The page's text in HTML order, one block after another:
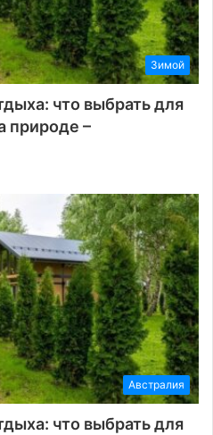
Зимой
что выбрать для
природе –
Австралия
что выбрать для